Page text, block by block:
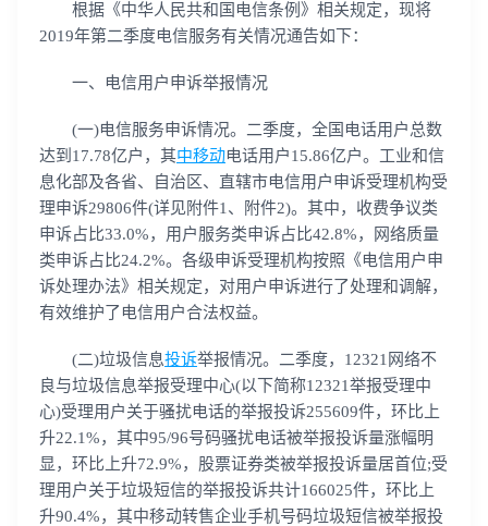
根据《中华人民共和国电信条例》相关规定，现将
2019年第二季度电信服务有关情况通告如下：
一、电信用户申诉举报情况
(一)电信服务申诉情况。二季度，全国电话用户总数
达到17.78亿户，其中移动电话用户15.86亿户。工业和信
息化部及各省、自治区、直辖市电信用户申诉受理机构受
理申诉29806件(详见附件1、附件2)。其中，收费争议类
申诉占比33.0%，用户服务类申诉占比42.8%，网络质量
类申诉占比24.2%。各级申诉受理机构按照《电信用户申
诉处理办法》相关规定，对用户申诉进行了处理和调解，
有效维护了电信用户合法权益。
(二)垃圾信息投诉举报情况。二季度，12321网络不
良与垃圾信息举报受理中心(以下简称12321举报受理中
心)受理用户关于骚扰电话的举报投诉255609件，环比上
升22.1%，其中95/96号码骚扰电话被举报投诉量涨幅明
显，环比上升72.9%，股票证券类被举报投诉量居首位;受
理用户关于垃圾短信的举报投诉共计166025件，环比上
升90.4%，其中移动转售企业手机号码垃圾短信被举报投